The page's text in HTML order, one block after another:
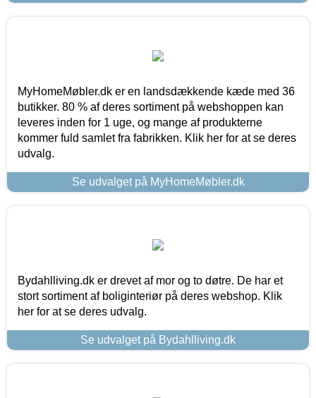
MyHomeMøbler.dk er en landsdækkende kæde med 36
butikker. 80 % af deres sortiment på webshoppen kan
leveres inden for 1 uge, og mange af produkterne
kommer fuld samlet fra fabrikken. Klik her for at se deres
udvalg.
Se udvalget på MyHomeMøbler.dk
Bydahlliving.dk er drevet af mor og to døtre. De har et
stort sortiment af boliginteriør på deres webshop. Klik
her for at se deres udvalg.
Se udvalget på Bydahlliving.dk